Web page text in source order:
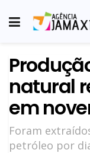
natural
em
Foram
petróleo por